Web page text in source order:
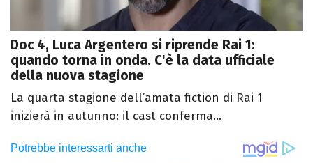
Doc 4, Luca Argentero si riprende Rai 1:
quando torna in onda. C'è la data ufficiale
della nuova stagione
La quarta stagione dell’amata fiction di Rai 1
inizierà in autunno: il cast conferma...